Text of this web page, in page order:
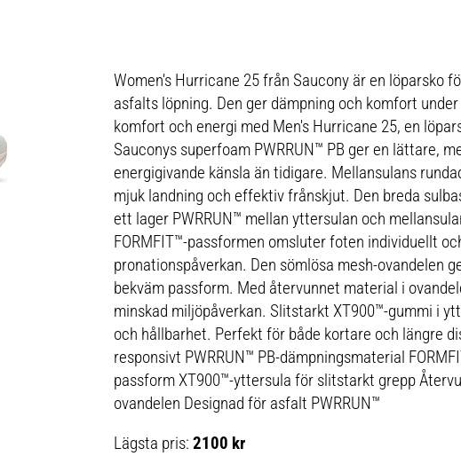
Women's Hurricane 25 från Saucony är en löparsko
asfalts löpning. Den ger dämpning och komfort
komfort och energi med Men's Hurricane 25, en
Sauconys superfoam PWRRUN™ PB ger en lättare,
energigivande känsla än tidigare. Mellansulans
mjuk landning och effektiv frånskjut. Den breda
ett lager PWRRUN™ mellan yttersulan och
FORMFIT™-passformen omsluter foten individuellt
pronationspåverkan. Den sömlösa mesh-ovandelen
bekväm passform. Med återvunnet material i
minskad miljöpåverkan. Slitstarkt XT900™-gummi i
och hållbarhet. Perfekt för både kortare och längre
responsivt PWRRUN™ PB-dämpningsmaterial
passform XT900™-yttersula för slitstarkt grepp
ovandelen Designad för asfalt PWRRUN™
Lägsta pris: 2100 kr